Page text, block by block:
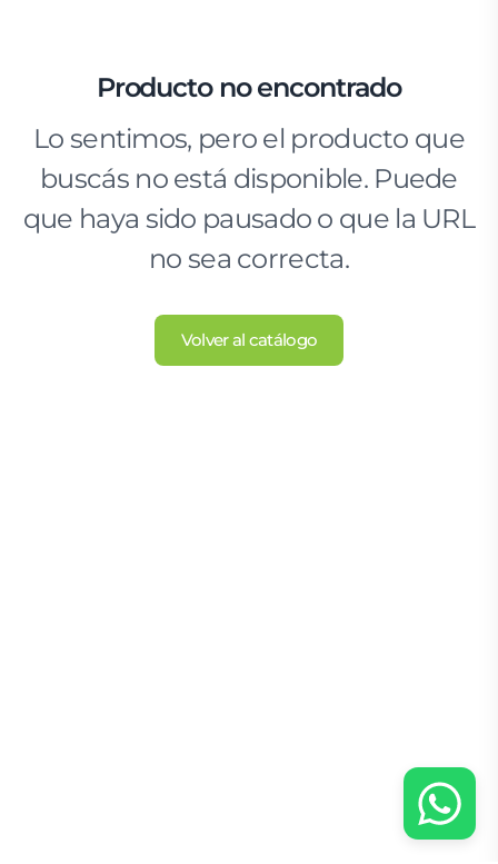
Producto no encontrado
Lo sentimos, pero el producto que
buscás no está disponible. Puede
que haya sido pausado o que la URL
no sea correcta.
Volver al catálogo